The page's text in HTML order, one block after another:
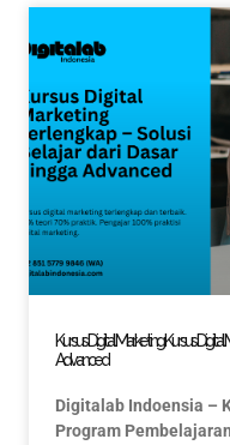
Kursus Digital Marketing: Kursus
Advanced
Digitalab Indoensia –
Program